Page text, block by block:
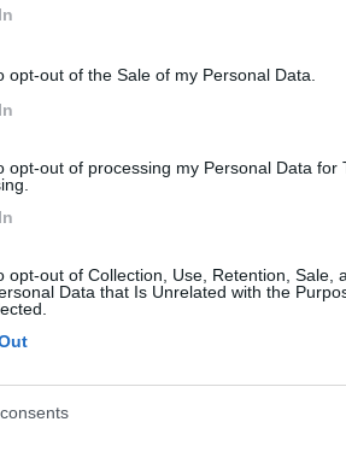
opt-out of the Sale of my Personal Data.
opt-out of processing my Personal Data for
opt-out of Collection, Use, Retention, Sale,
Data that Is Unrelated with the
Posizione
nella Versilia toscana, a 1,5 km dalla
51 - Fraz. Torre del Lago Puccini